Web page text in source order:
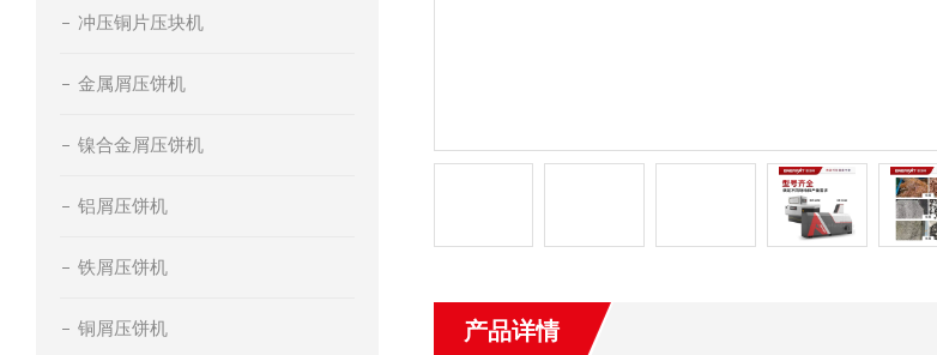
冲压铜片压块机
金属屑压饼机
镍合金屑压饼机
铝屑压饼机
铁屑压饼机
铜屑压饼机 产品详情